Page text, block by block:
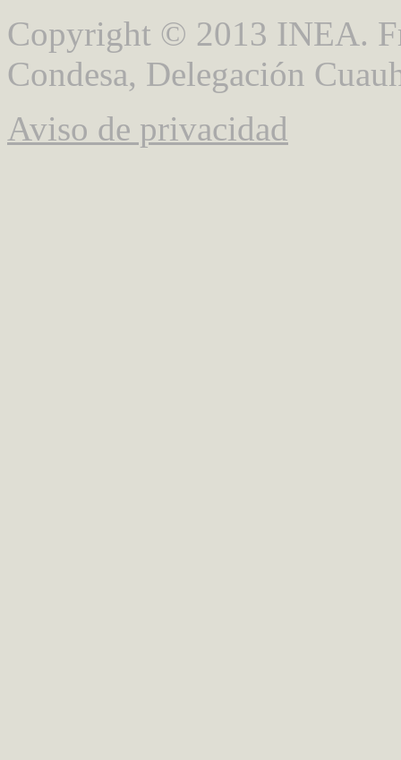
Copyright © 2013 INEA.
Condesa, Delegación
Aviso de privacidad